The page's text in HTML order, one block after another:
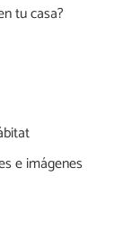
tu casa?
e imágenes